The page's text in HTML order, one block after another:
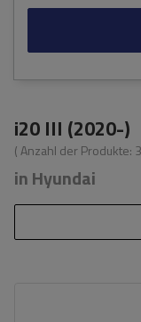
i20 III (2020-)
( Anzahl der Produkte: 3
in Hyundai